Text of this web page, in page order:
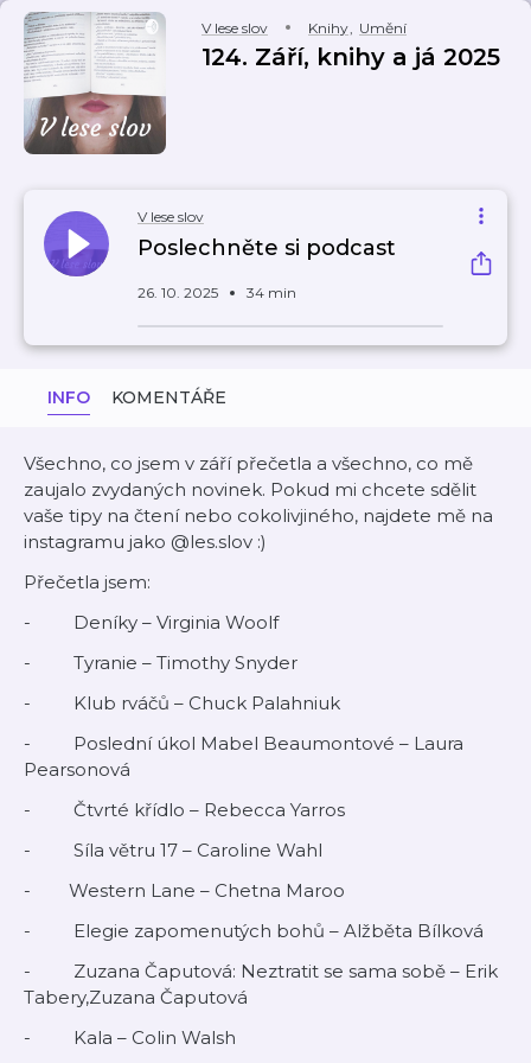
V lese slov Knihy, Umění
124. Září, knihy a já 2025
V lese slov
Poslechněte si podcast
26. 10. 2025 34 min
INFO KOMENTÁŘE
Všechno, co jsem v září přečetla a všechno, co mě
zaujalo zvydaných novinek. Pokud mi chcete sdělit
vaše tipy na čtení nebo cokolivjiného, najdete mě na
instagramu jako @les.slov :)
Přečetla jsem:
- Deníky – Virginia Woolf
- Tyranie – Timothy Snyder
- Klub rváčů – Chuck Palahniuk
- Poslední úkol Mabel Beaumontové – Laura
Pearsonová
- Čtvrté křídlo – Rebecca Yarros
- Síla větru 17 – Caroline Wahl
- Western Lane – Chetna Maroo
- Elegie zapomenutých bohů – Alžběta Bílková
- Zuzana Čaputová: Neztratit se sama sobě – Erik
Tabery,Zuzana Čaputová
- Kala – Colin Walsh